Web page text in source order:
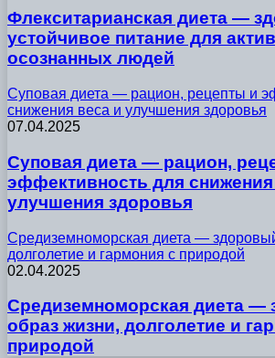
Флекситарианская диета —
устойчивое питание для
осознанных людей
Суповая диета — рацион, рецепты и
снижения веса и улучшения здоровья
07.04.2025
Суповая диета — рацион,
эффективность для снижения
улучшения здоровья
Средиземноморская диета —
долголетие и гармония с природой
02.04.2025
Средиземноморская диета —
образ жизни, долголетие и
природой